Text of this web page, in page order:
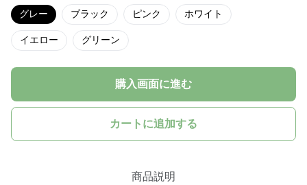
グレー ブラック ピンク ホワイト
イエロー グリーン
購入画面に進む
カートに追加する
商品説明